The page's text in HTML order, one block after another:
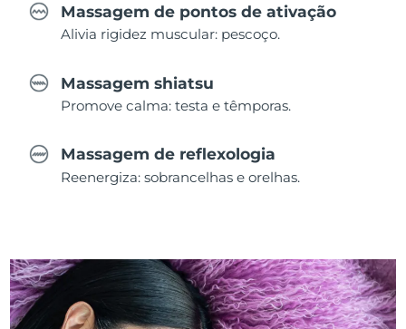
Massagem de pontos de ativação
Alivia rigidez muscular: pescoço.
Massagem shiatsu
Promove calma: testa e têmporas.
Massagem de reflexologia
Reenergiza: sobrancelhas e orelhas.